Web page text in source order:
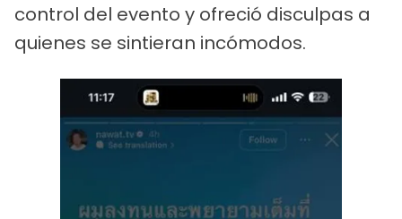
control del evento y ofreció disculpas a
quienes se sintieran incómodos.